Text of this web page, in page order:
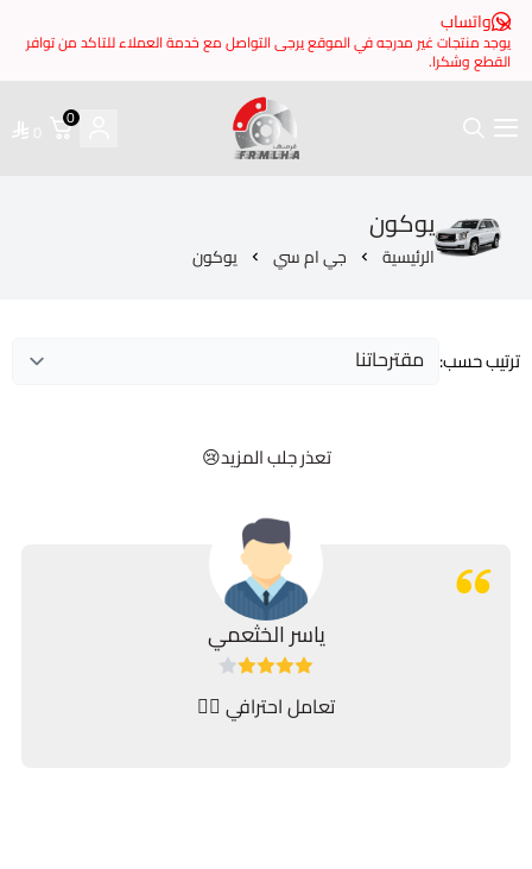
مدرجه في الموقع يرجى التواصل مع خدمة العملاء للتاكد من توافر
جي ام سي يوكون
تعذر جلب المزيد😢
ياسر الخثعمي
تعامل احترافي 👍🏻